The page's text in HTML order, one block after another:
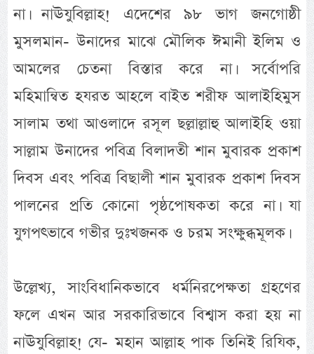
না। নাঊযুবিল্লাহ! এদেশের ৯৮ ভাগ জনগোষ্ঠী
মুসলমান- উনাদের মাঝে মৌলিক ঈমানী ইলিম ও
আমলের চেতনা বিস্তার করে না। সর্বোপরি
মহিমান্বিত হযরত আহলে বাইত শরীফ আলাইহিমুস
সালাম তথা আওলাদে রসূল ছল্লাল্লাহু আলাইহি ওয়া
সাল্লাম উনাদের পবিত্র বিলাদতী শান মুবারক প্রকাশ
দিবস এবং পবিত্র বিছালী শান মুবারক প্রকাশ দিবস
পালনের প্রতি কোনো পৃষ্ঠপোষকতা করে না। যা
যুগপৎভাবে গভীর দুঃখজনক ও চরম সংক্ষুব্ধমূলক।
উল্লেখ্য, সাংবিধানিকভাবে ধর্মনিরপেক্ষতা গ্রহণের
ফলে এখন আর সরকারিভাবে বিশ্বাস করা হয় না
নাঊযুবিল্লাহ! যে- মহান আল্লাহ পাক তিনিই রিযিক,